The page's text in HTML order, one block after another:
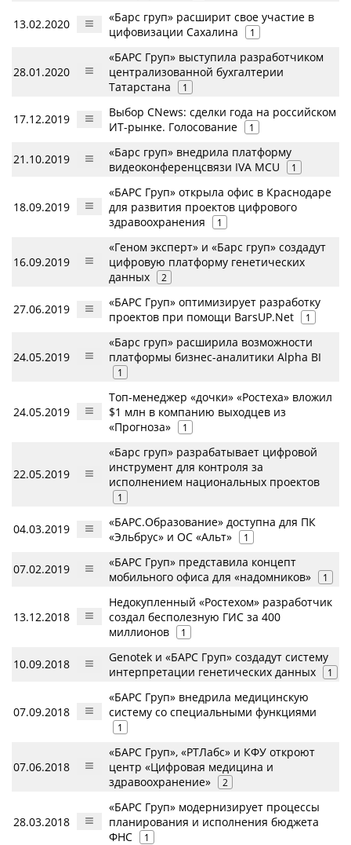
13.02.2020
«Барс груп» расширит свое участие в
цифовизации Сахалина
1
28.01.2020
«БАРС Груп» выступила разработчиком
централизованной бухгалтерии
Татарстана
1
17.12.2019
Выбор CNews: сделки года на российском
ИТ-рынке. Голосование
1
21.10.2019
«Барс груп» внедрила платформу
видеоконференцсвязи IVA MCU
1
18.09.2019
«БАРС Груп» открыла офис в Краснодаре
для развития проектов цифрового
здравоохранения
1
16.09.2019
«Геном эксперт» и «Барс груп» создадут
цифровую платформу генетических
данных
2
27.06.2019
«БАРС Груп» оптимизирует разработку
проектов при помощи BarsUP.Net
1
24.05.2019
«Барс груп» расширила возможности
платформы бизнес-аналитики Alpha BI
1
24.05.2019
Топ-менеджер «дочки» «Ростеха» вложил
$1 млн в компанию выходцев из
«Прогноза»
1
22.05.2019
«Барс груп» разрабатывает цифровой
инструмент для контроля за
исполнением национальных проектов
1
04.03.2019
«БАРС.Образование» доступна для ПК
«Эльбрус» и ОС «Альт»
1
07.02.2019
«БАРС Груп» представила концепт
мобильного офиса для «надомников»
1
13.12.2018
Недокупленный «Ростехом» разработчик
создал бесполезную ГИС за 400
миллионов
1
10.09.2018
Genotek и «БАРС Груп» создадут систему
интерпретации генетических данных
1
07.09.2018
«БАРС Груп» внедрила медицинскую
систему со специальными функциями
1
07.06.2018
«БАРС Груп», «РТЛабс» и КФУ откроют
центр «Цифровая медицина и
здравоохранение»
2
28.03.2018
«БАРС Груп» модернизирует процессы
планирования и исполнения бюджета
ФНС
1